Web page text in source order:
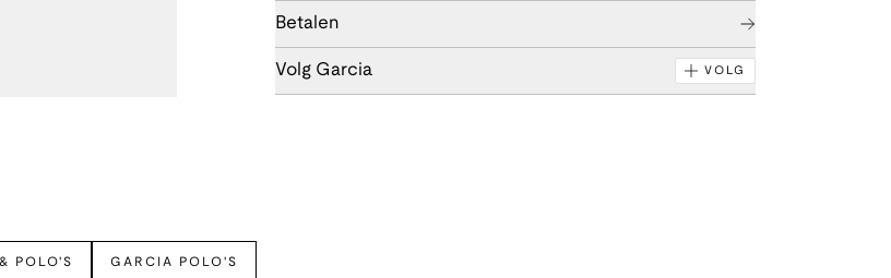
Betalen
Volg Garcia VOLG
POLO'S GARCIA POLO'S